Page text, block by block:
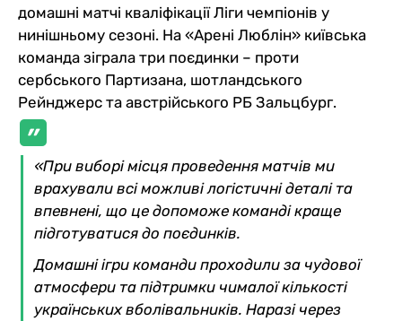
домашні матчі кваліфікації Ліги чемпіонів у
нинішньому сезоні. На «Арені Люблін» київська
команда зіграла три поєдинки – проти
сербського Партизана, шотландського
Рейнджерс та австрійського РБ Зальцбург.
«При виборі місця проведення матчів ми
врахували всі можливі логістичні деталі та
впевнені, що це допоможе команді краще
підготуватися до поєдинків.
Домашні ігри команди проходили за чудової
атмосфери та підтримки чималої кількості
українських вболівальників. Наразі через